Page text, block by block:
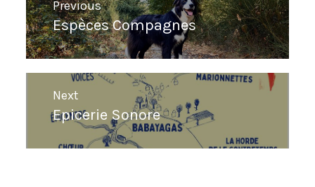
de
l’article
Previous
Previous
post:
Espèces Compagnes
Next
Next
Epicerie Sonore